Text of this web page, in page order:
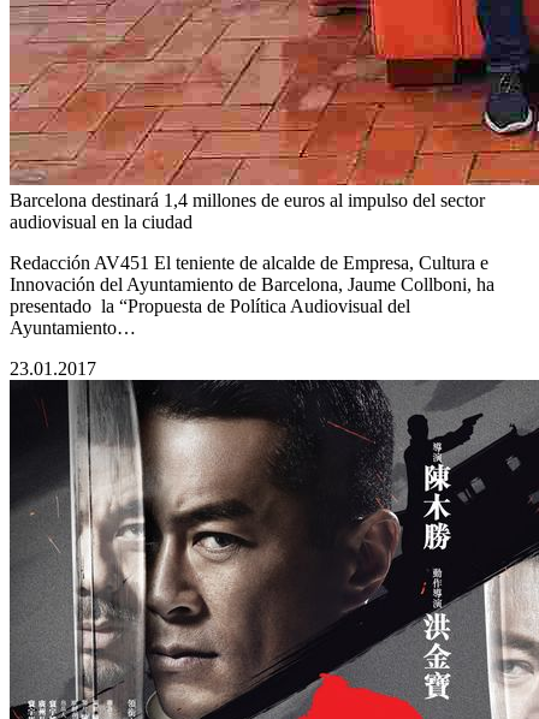
Barcelona destinará 1,4 millones de euros al impulso del sector
audiovisual en la ciudad
Redacción AV451 El teniente de alcalde de Empresa, Cultura e
Innovación del Ayuntamiento de Barcelona, Jaume Collboni, ha
presentado la “Propuesta de Política Audiovisual del
Ayuntamiento…
23.01.2017